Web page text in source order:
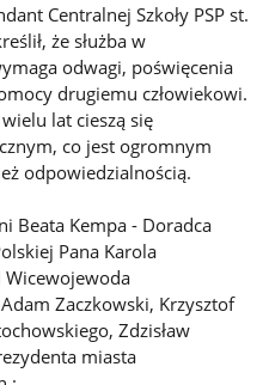
Centralnej Szkoły PSP st.
że służba w
odwagi, poświęcenia
drugiemu człowiekowi.
lat cieszą się
co jest ogromnym
odpowiedzialnością.
Beata Kempa - Doradca
Pana Karola
Wicewojewoda
Zaczkowski, Krzysztof
Zdzisław
miasta